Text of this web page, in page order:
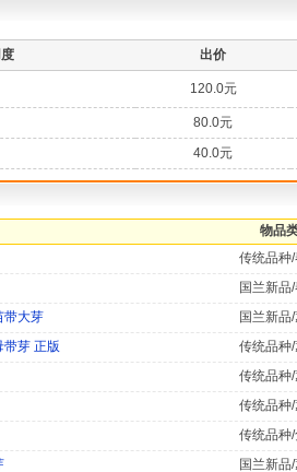
出价
120.0元
80.0元
40.0元
物品
传统品种
国兰新品
带大芽
国兰新品
带芽 正版
传统品种
传统品种
传统品种
传统品种
国兰新品